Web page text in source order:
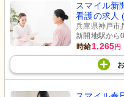
スマイル新
看護の求人
兵庫県神戸市
新開地駅から
時給1,265円